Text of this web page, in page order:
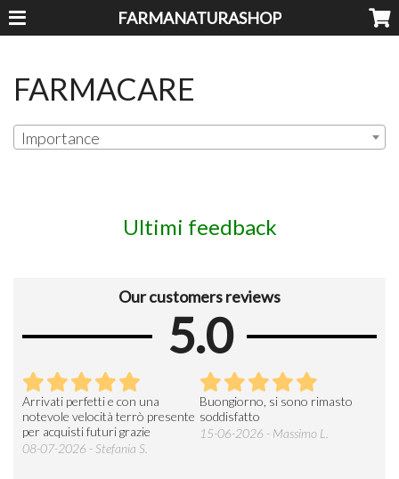
FARMANATURASHOP
FARMACARE
Importance
Ultimi feedback
Our customers reviews
5.0
Arrivati perfetti e con una
notevole velocità terrò presente
per acquisti futuri grazie
08-07-2026 - Stefania S.
Buongiorno, si sono rimasto
soddisfatto
15-06-2026 - Massimo L.